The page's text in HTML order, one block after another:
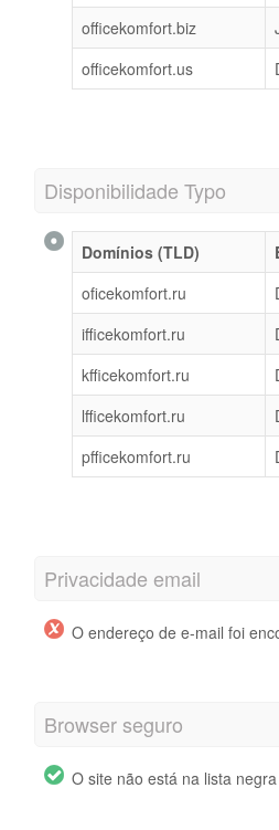
officekomfort.biz
officekomfort.us
Disponibilidade Typo
Domínios (TLD)
oficekomfort.ru
ifficekomfort.ru
kfficekomfort.ru
lfficekomfort.ru
pfficekomfort.ru
Privacidade email
O endereço de e-mail foi
Browser seguro
O site não está na lista